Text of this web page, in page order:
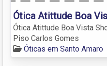
Ótica Atittude Boa
Ótica Atittude Boa Vista
Piso Carlos Gomes
Óticas em Santo Amaro